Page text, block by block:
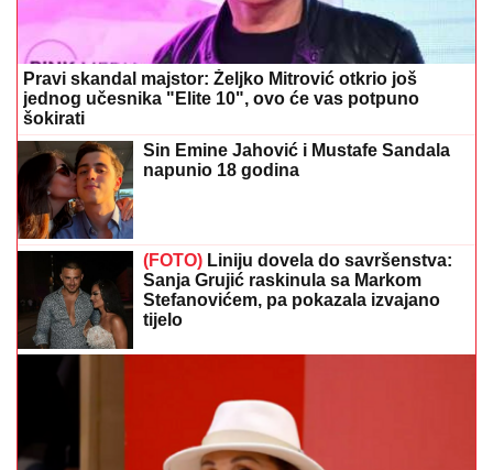
Pravi skandal majstor: Željko Mitrović otkrio još
jednog učesnika "Elite 10", ovo će vas potpuno
šokirati
Sin Emine Jahović i Mustafe Sandala
napunio 18 godina
(FOTO) Liniju dovela do savršenstva:
Sanja Grujić raskinula sa Markom
Stefanovićem, pa pokazala izvajano
tijelo